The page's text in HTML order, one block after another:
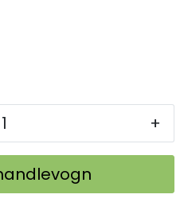
+